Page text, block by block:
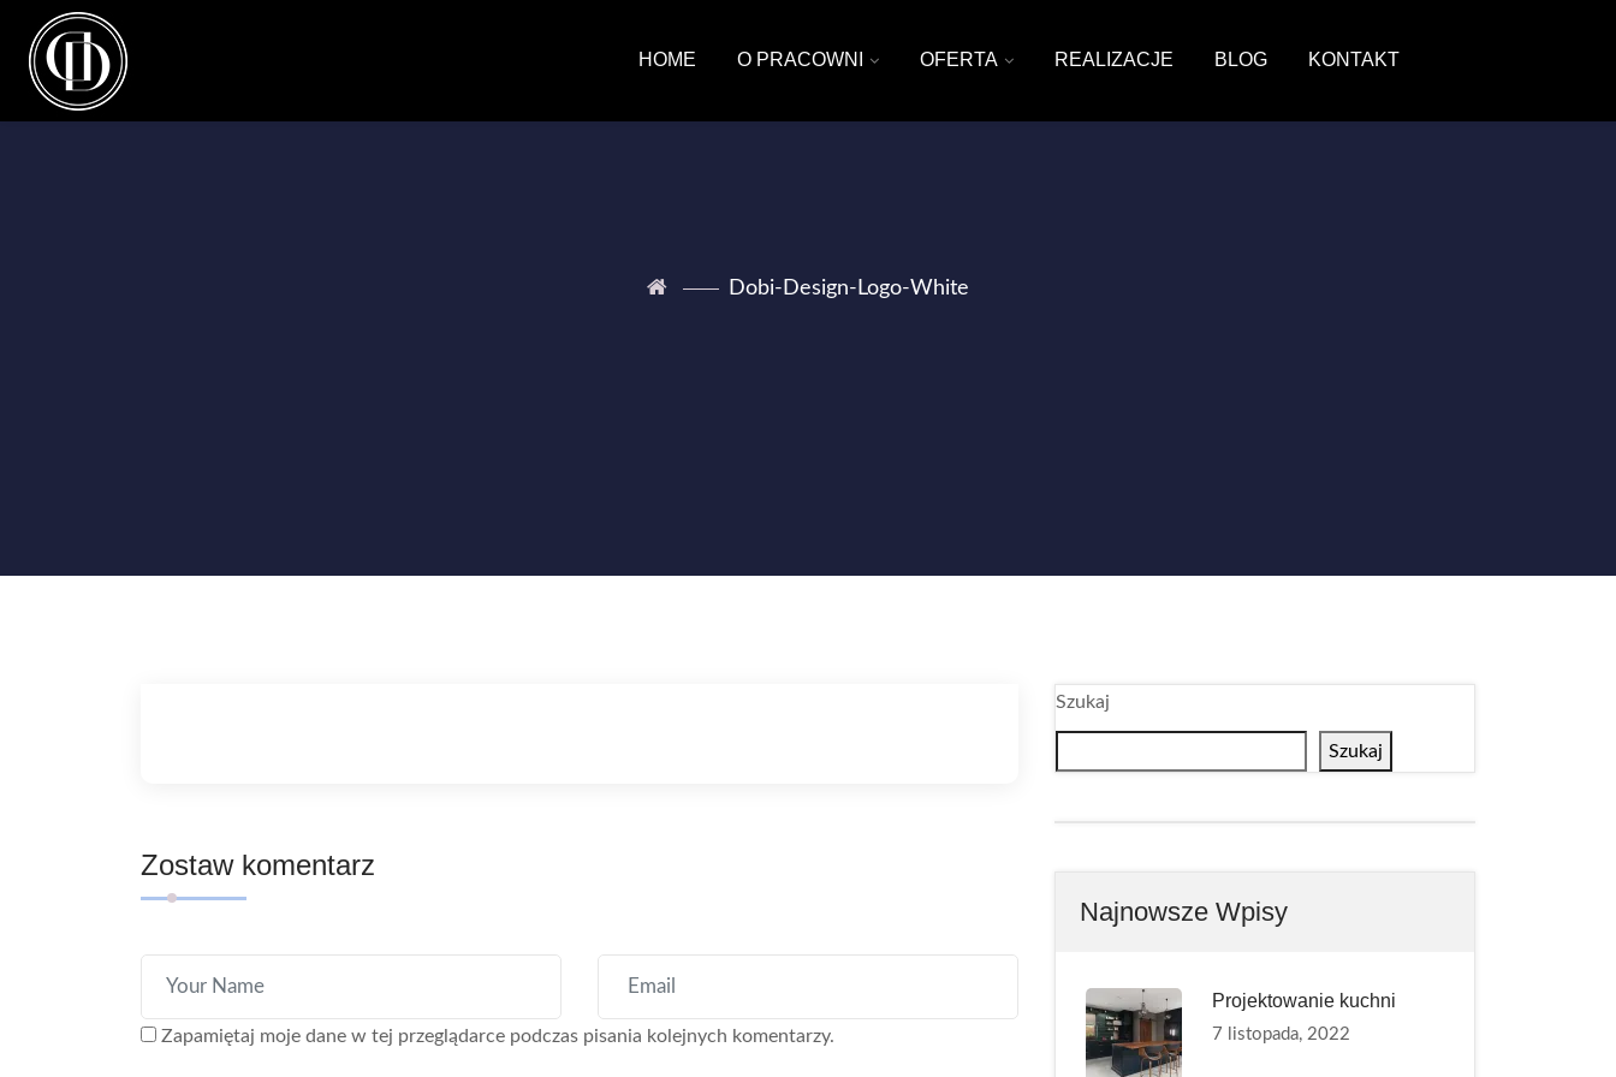
HOME O PRACOWNI OFERTA REALIZACJE BLOG KONTAKT
Dobi-Design-Logo-White
Zostaw komentarz
Zapamiętaj moje dane w tej przeglądarce podczas pisania kolejnych komentarzy.
Szukaj
Szukaj
Najnowsze Wpisy
Projektowanie kuchni
7 listopada, 2022